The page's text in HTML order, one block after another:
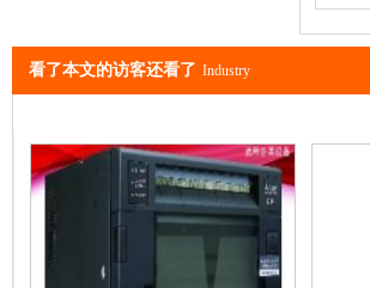
看了本文的访客还看了 Industry